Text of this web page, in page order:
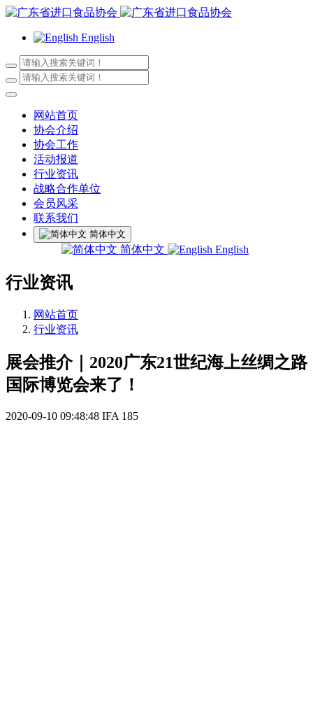
English
网站首页
协会介绍
协会工作
活动报道
行业资讯
战略合作单位
会员风采
联系我们
简体中文
简体中文 English
行业资讯
网站首页
行业资讯
展会推介｜2020广东21世纪海上丝绸之路
国际博览会来了！
2020-09-10 09:48:48 IFA 185